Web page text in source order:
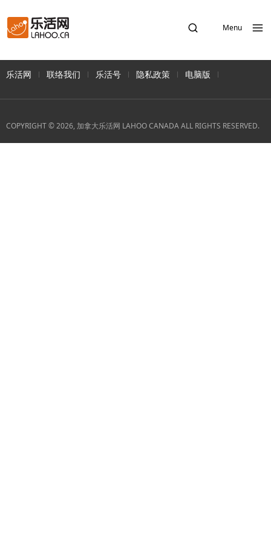
Menu
乐活网 联络我们 乐活号 隐私政策 电脑版
COPYRIGHT © 2026, 加拿大乐活网 LAHOO CANADA ALL RIGHTS RESERVED.